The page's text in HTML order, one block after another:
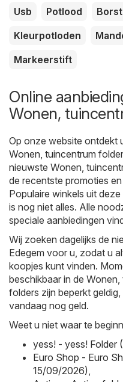
Usb
Potlood
Kleurpotloden
Markeerstift
Online
Wonen,
Op onze website ontdekt
Wonen, tuincentrum
nieuwste Wonen,
de recentste promoties
Populaire winkels uit
is nog niet alles. Alle
speciale aanbiedingen
Wij zoeken dagelijks de
Edegem voor u, zodat u
koopjes kunt vinden.
beschikbaar in de
folders zijn beperkt
vandaag nog geld.
Weet u niet waar te
yess! - yess!
Euro Shop - Euro
15/09/2026),